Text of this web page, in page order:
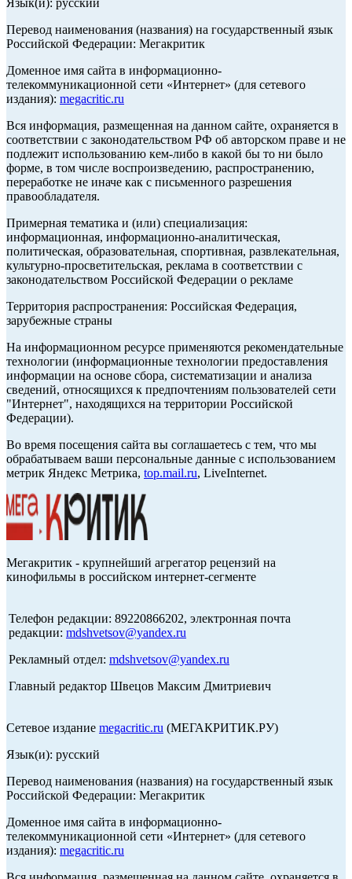
Язык(и): русский
Перевод наименования (названия) на государственный язык
Российской Федерации: Мегакритик
Доменное имя сайта в информационно-
телекоммуникационной сети «Интернет» (для сетевого
издания): megacritic.ru
Вся информация, размещенная на данном сайте, охраняется в
соответствии с законодательством РФ об авторском праве и не
подлежит использованию кем-либо в какой бы то ни было
форме, в том числе воспроизведению, распространению,
переработке не иначе как с письменного разрешения
правообладателя.
Примерная тематика и (или) специализация:
информационная, информационно-аналитическая,
политическая, образовательная, спортивная, развлекательная,
культурно-просветительская, реклама в соответствии с
законодательством Российской Федерации о рекламе
Территория распространения: Российская Федерация,
зарубежные страны
На информационном ресурсе применяются рекомендательные
технологии (информационные технологии предоставления
информации на основе сбора, систематизации и анализа
сведений, относящихся к предпочтениям пользователей сети
"Интернет", находящихся на территории Российской
Федерации).
Во время посещения сайта вы соглашаетесь с тем, что мы
обрабатываем ваши персональные данные с использованием
метрик Яндекс Метрика, top.mail.ru, LiveInternet.
Мегакритик - крупнейший агрегатор рецензий на
кинофильмы в российском интернет-сегменте
Телефон редакции: 89220866202, электронная почта
редакции: mdshvetsov@yandex.ru
Рекламный отдел: mdshvetsov@yandex.ru
Главный редактор Швецов Максим Дмитриевич
Сетевое издание megacritic.ru (МЕГАКРИТИК.РУ)
Язык(и): русский
Перевод наименования (названия) на государственный язык
Российской Федерации: Мегакритик
Доменное имя сайта в информационно-
телекоммуникационной сети «Интернет» (для сетевого
издания): megacritic.ru